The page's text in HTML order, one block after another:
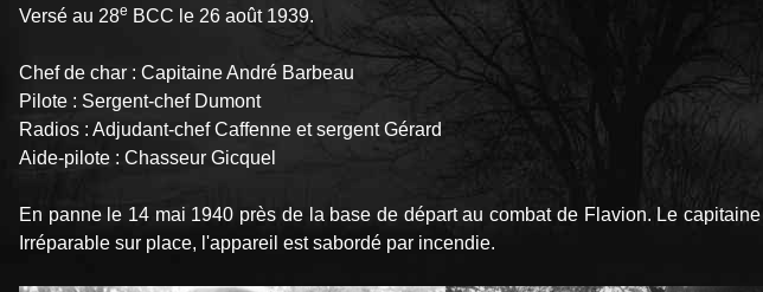
Versé au 28e BCC le 26 août 1939.
Chef de char : Capitaine André Barbeau
Pilote : Sergent-chef Dumont
Radios : Adjudant-chef Caffenne et sergent Gérard
Aide-pilote : Chasseur Gicquel
En panne le 14 mai 1940 près de la base de départ au combat de Flavion. Le
Irréparable sur place, l'appareil est sabordé par incendie.